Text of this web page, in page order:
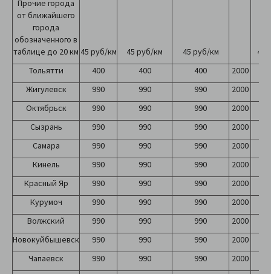
Прочие города
от ближайшего
города
обозначенного в
таблице до 20 км 45 руб/км 45 руб/км 45 руб/км
45
Тольятти
400 400 400 2000
Жигулевск
990 990 990 2000
Октябрьск
990 990 990 2000
Сызрань
990 990 990 2000
Самара
990 990 990 2000
Кинель
990 990 990 2000
Красный Яр
990 990 990 2000
Курумоч
990 990 990 2000
Волжский
990 990 990 2000
Новокуйбышевск
990 990 990 2000
Чапаевск
990 990 990 2000